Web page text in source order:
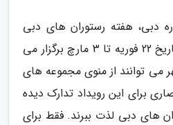
دبی، هفته رستوران های دبی
است که در سال 2018 از تاریخ 22 فوریه تا 3 مارچ برگزار می
می توانند از منوی مجموعه های
برای این رویداد تدارک دیده
های دبی لذت ببرند. فقط برای